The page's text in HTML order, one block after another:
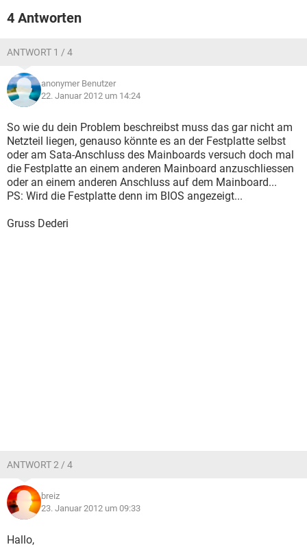
4 Antworten
ANTWORT 1 / 4
anonymer Benutzer
22. Januar 2012 um 14:24
So wie du dein Problem beschreibst muss das gar nicht am
Netzteil liegen, genauso könnte es an der Festplatte selbst
oder am Sata-Anschluss des Mainboards versuch doch mal
die Festplatte an einem anderen Mainboard anzuschliessen
oder an einem anderen Anschluss auf dem Mainboard...
PS: Wird die Festplatte denn im BIOS angezeigt...
Gruss Dederi
ANTWORT 2 / 4
breiz
23. Januar 2012 um 09:33
Hallo,